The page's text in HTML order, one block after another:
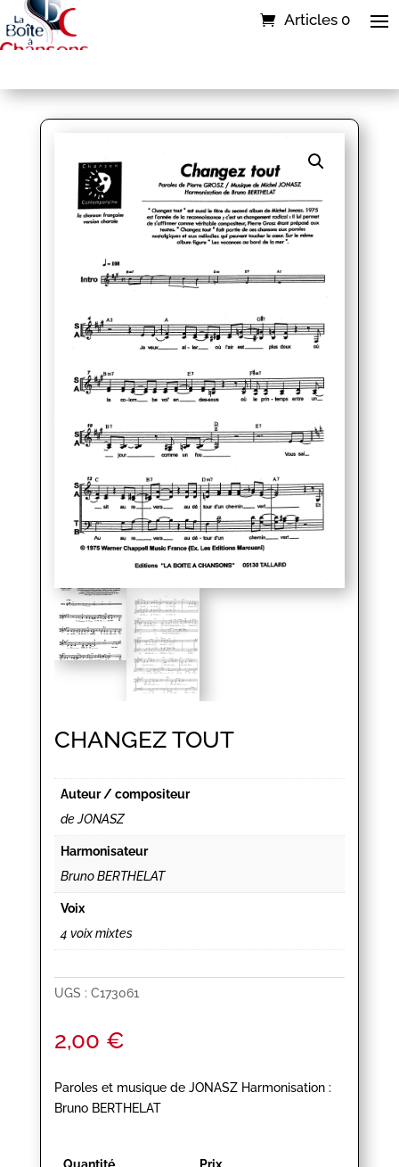
Articles 0
CHANGEZ TOUT
Auteur / compositeur
de JONASZ
Harmonisateur
Bruno BERTHELAT
Voix
4 voix mixtes
UGS : C173061
2,00 €
Paroles et musique de JONASZ Harmonisation :
Bruno BERTHELAT